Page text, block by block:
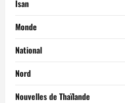
Isan
Monde
National
Nord
Nouvelles de Thaïlande